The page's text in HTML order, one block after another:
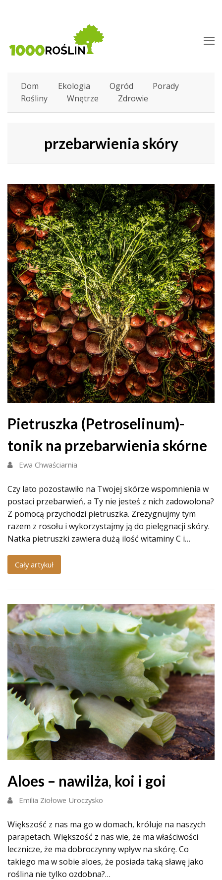
Dom Ekologia Ogród
Porady
Rośliny
Wnętrze Zdrowie
przebarwienia skóry
Pietruszka (Petroselinum)-
tonik na przebarwienia skórne
Ewa Chwaściarnia
Czy lato pozostawiło na Twojej skórze wspomnienia w
postaci przebarwień, a Ty nie jesteś z nich zadowolona?
Z pomocą przychodzi pietruszka. Zrezygnujmy tym
razem z rosołu i wykorzystajmy ją do pielęgnacji skóry.
Natka pietruszki zawiera dużą ilość witaminy C i…
Cały artykuł
Aloes – nawilża, koi i goi
Emilia Ziołowe Uroczysko
Większość z nas ma go w domach, króluje na naszych
parapetach. Większość z nas wie, że ma właściwości
lecznicze, że ma dobroczynny wpływ na skórę. Co
takiego ma w sobie aloes, że posiada taką sławę jako
roślina nie tylko ozdobna?…